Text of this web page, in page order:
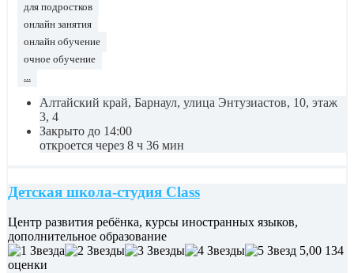
для подростков
онлайн занятия
онлайн обучение
очное обучение
Алтайский край, Барнаул, улица Энтузиастов, 10, этаж
3, 4
Закрыто до 14:00
откроется через 8 ч 36 мин
Детская школа-студия Class
Центр развития ребёнка, курсы иностранных языков,
дополнительное образование
5,00 134
оценки